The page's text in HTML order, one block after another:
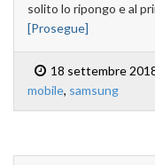
solito lo ripongo e al
[Prosegue]
18 settembre
mobile, samsung